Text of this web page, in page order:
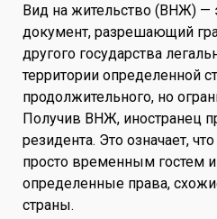
Вид на жительство (ВНЖ) —
документ, разрешающий
другого государства
территории определенной
продолжительного, но
Получив ВНЖ, иностранец
резидента. Это означает,
просто временным гостем и
определенные права,
страны.